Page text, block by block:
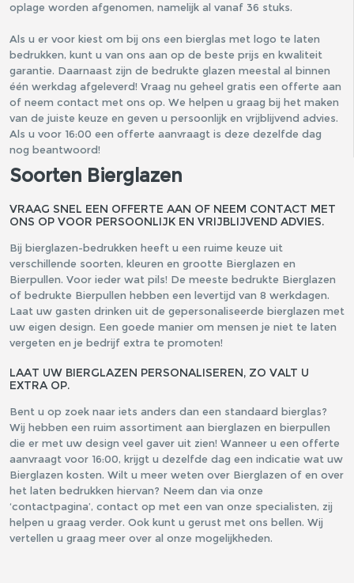
oplage worden afgenomen, namelijk al vanaf 36 stuks.
Als u er voor kiest om bij ons een bierglas met logo te laten
bedrukken, kunt u van ons aan op de beste prijs en kwaliteit
garantie. Daarnaast zijn de bedrukte glazen meestal al binnen
één werkdag afgeleverd! Vraag nu geheel gratis een offerte aan
of neem contact met ons op. We helpen u graag bij het maken
van de juiste keuze en geven u persoonlijk en vrijblijvend advies.
Als u voor 16:00 een offerte aanvraagt is deze dezelfde dag
nog beantwoord!
Soorten Bierglazen
VRAAG SNEL EEN OFFERTE AAN OF NEEM CONTACT MET
ONS OP VOOR PERSOONLIJK EN VRIJBLIJVEND ADVIES.
Bij bierglazen-bedrukken heeft u een ruime keuze uit
verschillende soorten, kleuren en grootte Bierglazen en
Bierpullen. Voor ieder wat pils! De meeste bedrukte Bierglazen
of bedrukte Bierpullen hebben een levertijd van 8 werkdagen.
Laat uw gasten drinken uit de gepersonaliseerde bierglazen met
uw eigen design. Een goede manier om mensen je niet te laten
vergeten en je bedrijf extra te promoten!
LAAT UW BIERGLAZEN PERSONALISEREN, ZO VALT U
EXTRA OP.
Bent u op zoek naar iets anders dan een standaard bierglas?
Wij hebben een ruim assortiment aan bierglazen en bierpullen
die er met uw design veel gaver uit zien! Wanneer u een offerte
aanvraagt voor 16:00, krijgt u dezelfde dag een indicatie wat uw
Bierglazen kosten. Wilt u meer weten over Bierglazen of en over
het laten bedrukken hiervan? Neem dan via onze
‘contactpagina’, contact op met een van onze specialisten, zij
helpen u graag verder. Ook kunt u gerust met ons bellen. Wij
vertellen u graag meer over al onze mogelijkheden.